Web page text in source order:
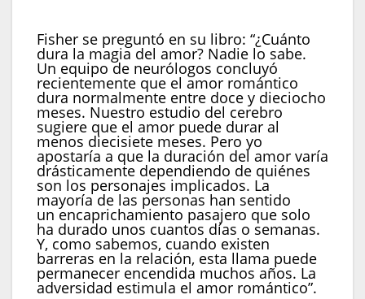
Fisher se preguntó en su libro: “¿Cuánto
dura la magia del amor? Nadie lo sabe.
Un equipo de neurólogos concluyó
recientemente que el amor romántico
dura normalmente entre doce y dieciocho
meses. Nuestro estudio del cerebro
sugiere que el amor puede durar al
menos diecisiete meses. Pero yo
apostaría a que la duración del amor varía
drásticamente dependiendo de quiénes
son los personajes implicados. La
mayoría de las personas han sentido
un encaprichamiento pasajero que solo
ha durado unos cuantos días o semanas.
Y, como sabemos, cuando existen
barreras en la relación, esta llama puede
permanecer encendida muchos años. La
adversidad estimula el amor romántico”.